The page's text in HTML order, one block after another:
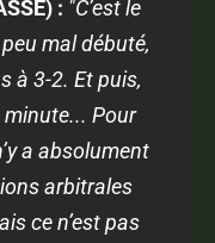
: "C’est le
mal débuté,
à 3-2. Et puis,
minute... Pour
a absolument
arbitrales
ce n’est pas